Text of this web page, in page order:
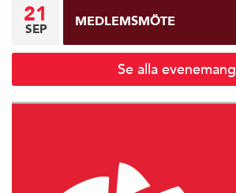
21
SEP MEDLEMSMÖTE
Se alla evenemang